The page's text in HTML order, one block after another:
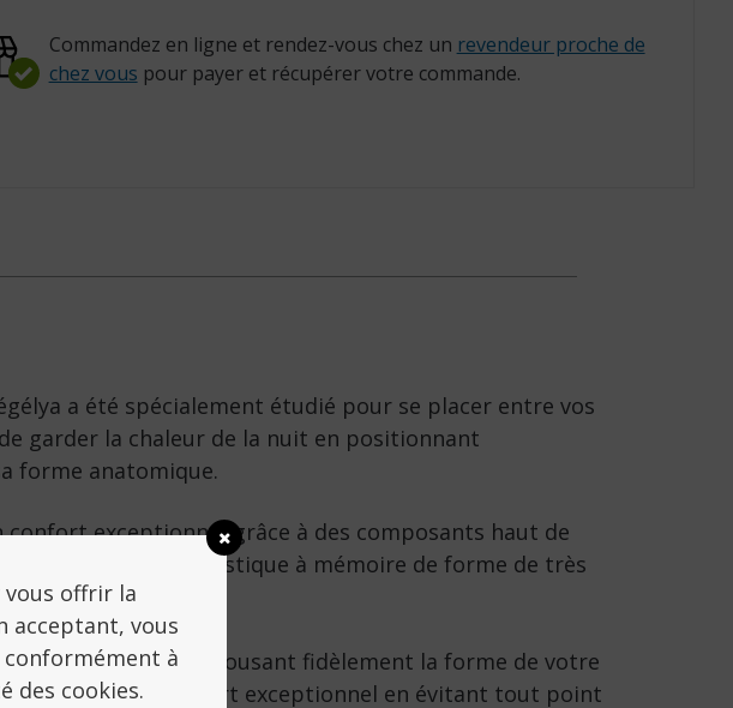
Commandez en ligne et rendez-vous chez un revendeur proche de
chez vous pour payer et récupérer votre commande.
a été spécialement étudié pour se placer entre vos
garder la chaleur de la nuit en positionnant
forme anatomique.
exceptionnel grâce à des composants haut de
mousse visco-élastique à mémoire de forme de très
de bambou.
forme :
ou le coussin en épousant fidèlement la forme de votre
procure un confort exceptionnel en évitant tout point
vous offrir la
acceptant, vous
à
des cookies.